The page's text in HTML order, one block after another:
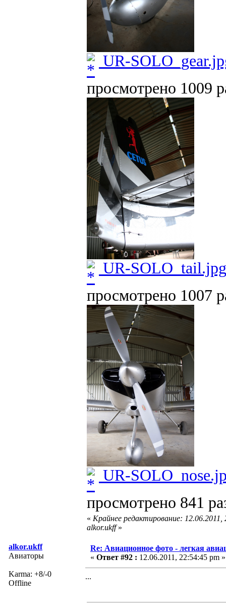
UR-
просмотрено 1009
UR-SOLO_tail.jpg
просмотрено 1007
UR-
просмотрено 841
« Крайнее редактирование:
alkor.ukff»
alkor.ukff
Авиаторы
Karma: +8/-0
Offline
Re: Авиационное фото - легкая
« Ответ #92 : 12.06.2011, 22:54:45 pm »
...